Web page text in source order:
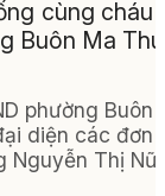
cùng cháu
Buôn Ma
phường Buôn
diện các đơn
Nguyễn Thị